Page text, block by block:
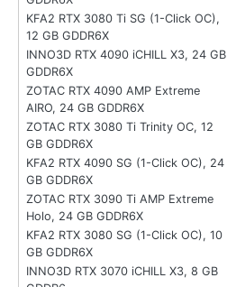
KFA2 RTX 3080 Ti SG (1-Click OC),
12 GB GDDR6X
INNO3D RTX 4090 iCHILL X3, 24 GB
GDDR6X
ZOTAC RTX 4090 AMP Extreme
AIRO, 24 GB GDDR6X
ZOTAC RTX 3080 Ti Trinity OC, 12
GB GDDR6X
KFA2 RTX 4090 SG (1-Click OC), 24
GB GDDR6X
ZOTAC RTX 3090 Ti AMP Extreme
Holo, 24 GB GDDR6X
KFA2 RTX 3080 SG (1-Click OC), 10
GB GDDR6X
INNO3D RTX 3070 iCHILL X3, 8 GB